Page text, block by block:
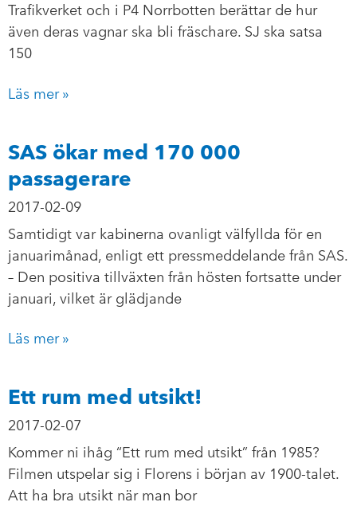
Trafikverket och i P4 Norrbotten berättar de hur
även deras vagnar ska bli fräschare. SJ ska satsa
150
Läs mer »
SAS ökar med 170 000
passagerare
2017-02-09
Samtidigt var kabinerna ovanligt välfyllda för en
januarimånad, enligt ett pressmeddelande från SAS.
– Den positiva tillväxten från hösten fortsatte under
januari, vilket är glädjande
Läs mer »
Ett rum med utsikt!
2017-02-07
Kommer ni ihåg “Ett rum med utsikt” från 1985?
Filmen utspelar sig i Florens i början av 1900-talet.
Att ha bra utsikt när man bor